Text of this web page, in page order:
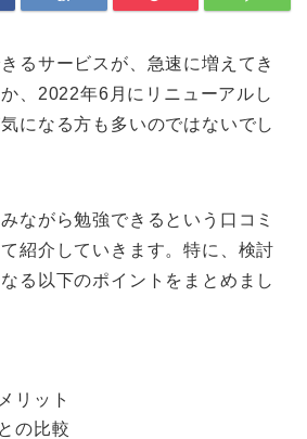
るサービスが、急速に増えてき
、2022年6月にリニューアルし
になる方も多いのではないでし
ながら勉強できるという口コミ
紹介していきます。特に、検討
る以下のポイントをまとめまし
リット
の比較